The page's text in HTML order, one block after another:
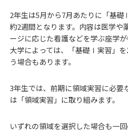
2年生は5月から7月あたりに「基
約2週間となります。内容は医学や
ージに応じた看護などを学ぶ座学が
大学によっては、「基礎Ⅰ実習」
う場合もあります。
3年生では、前期に領域実習に必要
は「領域実習」に取り組みます。
いずれの領域を選択した場合も一